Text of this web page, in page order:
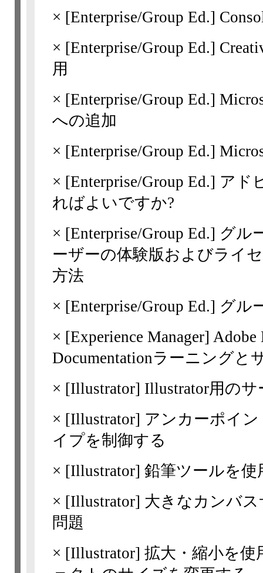
× [Enterprise/Group Ed.]
× [Enterprise/Group Ed.]
用
× [Enterprise/Group Ed.]
への追加
× [Enterprise/Group Ed.]
× [Enterprise/Group Ed.] アド
ればよいですか?
× [Enterprise/Group Ed.] グル
ーザーの体験版およびライ
方法
× [Enterprise/Group Ed.] グル
× [Experience Manager]
Documentationラーニングと
× [Illustrator] Illustrator用の
× [Illustrator] アンカーポイ
イプを制御する
× [Illustrator] 鉛筆ツールを
× [Illustrator] 大きなカンバ
問題
× [Illustrator] 拡大・縮小を使